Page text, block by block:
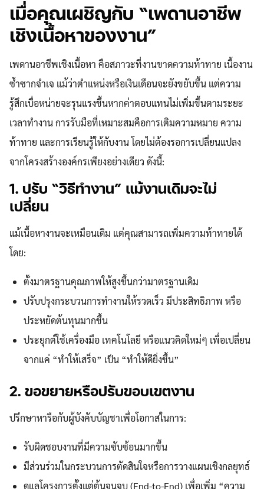
เมื่อคุณเผชิญกับ “เพดานอาชีพ
เชิงเนื้อหาของงาน”
เพดานอาชีพเชิงเนื้อหา คือสภาวะที่งานขาดความท้าทาย เนื้องาน
ซ้ำซากจำเจ แม้ว่าตำแหน่งหรือเงินเดือนจะยังขยับขึ้น แต่ความ
รู้สึกเบื่อหน่ายจะรุนแรงขึ้นหากค่าตอบแทนไม่เพิ่มขึ้นตามระยะ
เวลาทำงาน การรับมือที่เหมาะสมคือการเติมความหมาย ความ
ท้าทาย และการเรียนรู้ให้กับงาน โดยไม่ต้องรอการเปลี่ยนแปลง
จากโครงสร้างองค์กรเพียงอย่างเดียว ดังนี้:
1. ปรับ “วิธีทำงาน” แม้งานเดิมจะไม่
เปลี่ยน
แม้เนื้อหางานจะเหมือนเดิม แต่คุณสามารถเพิ่มความท้าทายได้
โดย:
ตั้งมาตรฐานคุณภาพให้สูงขึ้นกว่ามาตรฐานเดิม
ปรับปรุงกระบวนการทำงานให้รวดเร็ว มีประสิทธิภาพ หรือ
ประหยัดต้นทุนมากขึ้น
ประยุกต์ใช้เครื่องมือ เทคโนโลยี หรือแนวคิดใหม่ๆ เพื่อเปลี่ยน
จากแค่ “ทำให้เสร็จ” เป็น “ทำให้ดียิ่งขึ้น”
2. ขอขยายหรือปรับขอบเขตงาน
ปรึกษาหารือกับผู้บังคับบัญชาเพื่อโอกาสในการ:
รับผิดชอบงานที่มีความซับซ้อนมากขึ้น
มีส่วนร่วมในกระบวนการตัดสินใจหรือการวางแผนเชิงกลยุทธ์
ดูแลโครงการตั้งแต่ต้นจนจบ (End-to-End) เพื่อเพิ่ม “ความ